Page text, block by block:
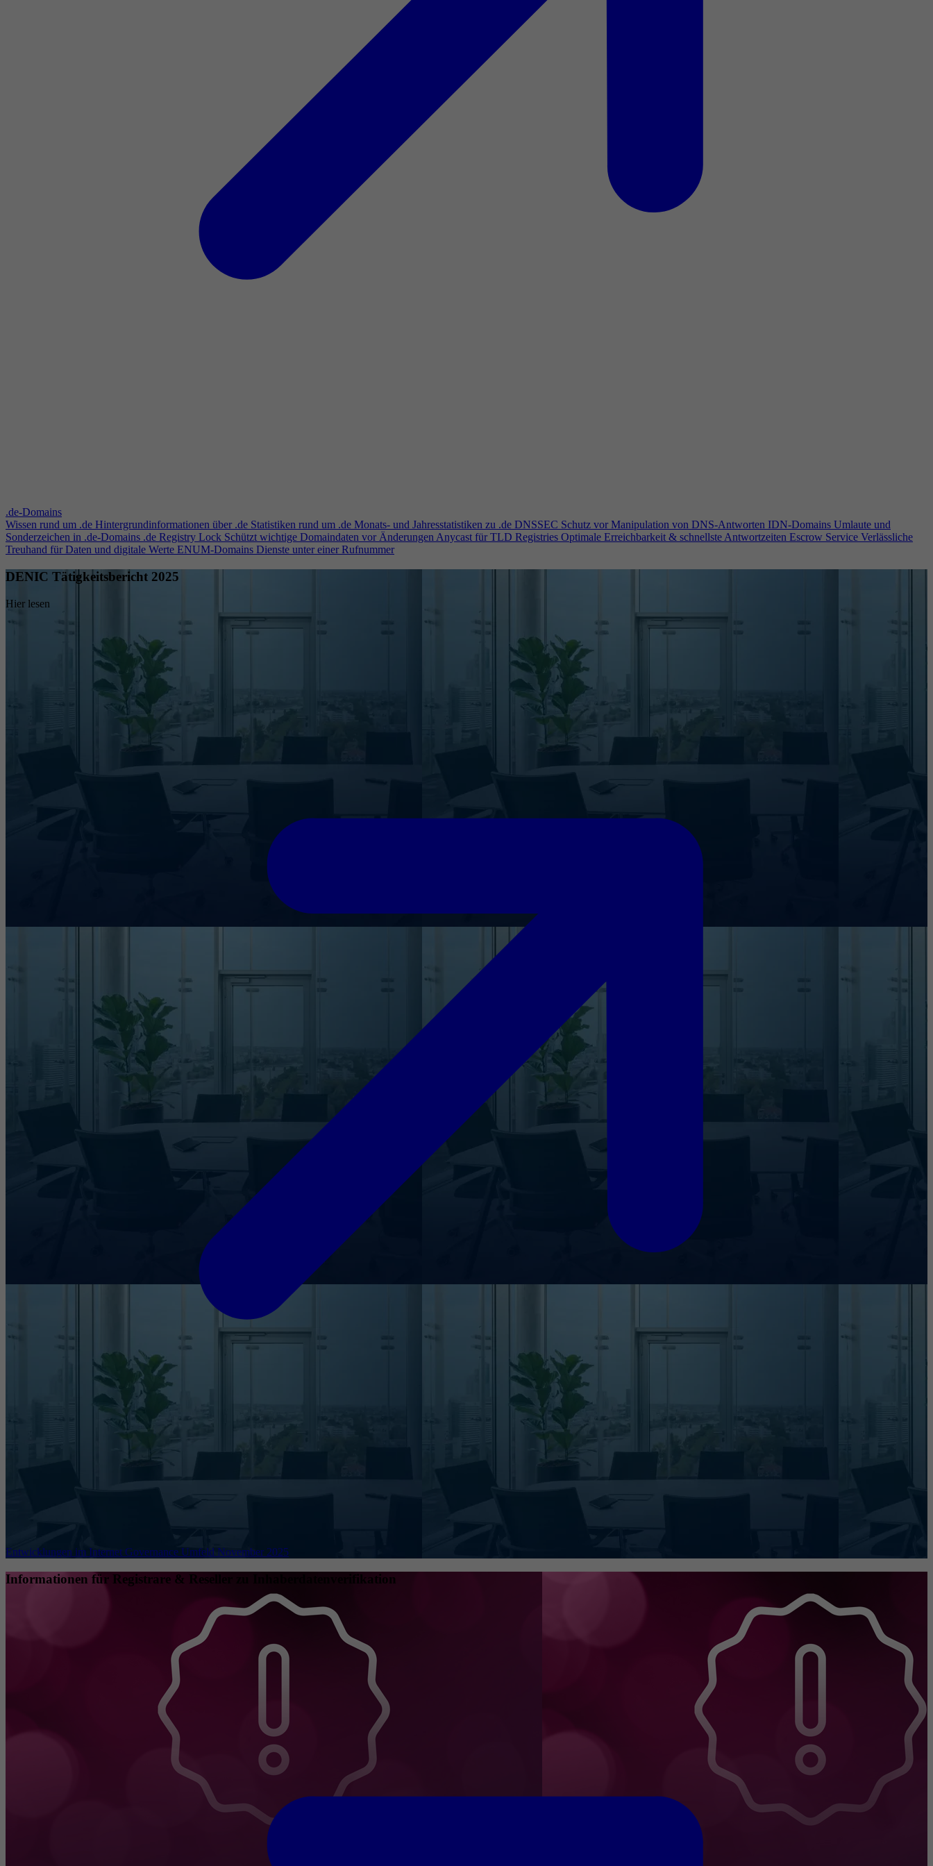
.de-Domains
Wissen rund um .de Hintergrundinformationen über .de Statistiken rund um .de Monats- und Jahresstatistiken zu .de DNSSEC Schutz vor Manipulation von DNS-Antworten IDN-Domains Umlaute und
Sonderzeichen in .de-Domains .de Registry Lock Schützt wichtige Domaindaten vor ÄnderungenAnycast für TLD Registries Optimale Erreichbarkeit & schnellste Antwortzeiten Escrow Service Verlässliche
Treuhand für Daten und digitale Werte ENUM-Domains Dienste unter einer Rufnummer
DENIC Tätigkeitsbericht 2025
Hier lesen
Entwicklungen im Internet Governance Umfeld November 2025
Informationen für Registrare & Reseller zu Inhaberdatenverifikation